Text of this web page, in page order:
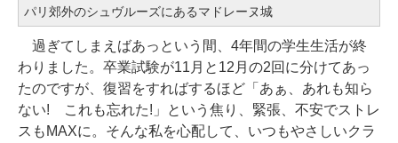
パリ郊外のシュヴルーズにあるマドレーヌ城
過ぎてしまえばあっという間、4年間の学生生活が終
わりました。卒業試験が11月と12月の2回に分けてあっ
たのですが、復習をすればするほど「あぁ、あれも知ら
ない! これも忘れた!」という焦り、緊張、不安でストレ
スもMAXに。そんな私を心配して、いつもやさしいクラ